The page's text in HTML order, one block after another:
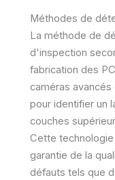
Méthodes de
La méthode de
d'inspection
fabrication des
caméras
pour identifier un
couches
Cette
garantie de la
défauts tels que